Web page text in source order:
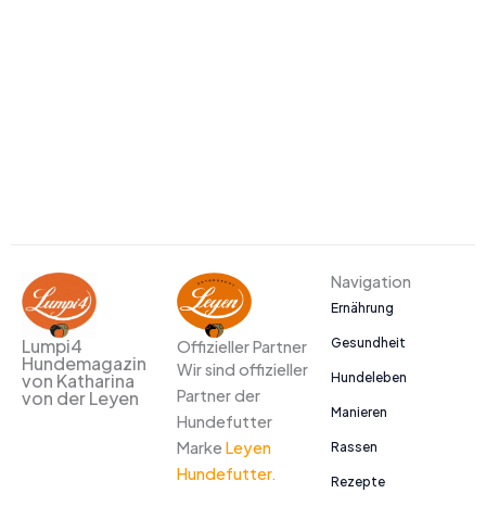
Lumpi4
Hundemagazin
von Katharina
von der Leyen
Offizieller Partner
Wir sind offizieller
Partner der
Hundefutter
Marke Leyen
Hundefutter.
Navigation
Ernährung
Gesundheit
Hundeleben
Manieren
Rassen
Rezepte